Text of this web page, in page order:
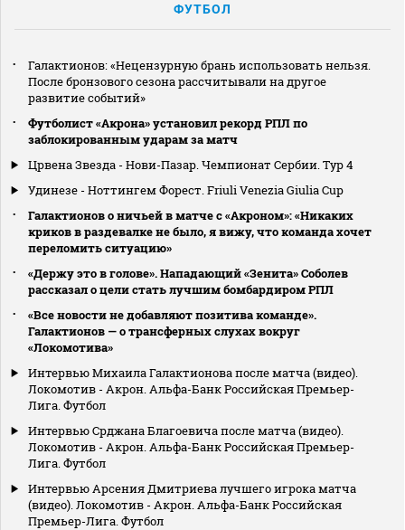
ФУТБОЛ
Галактионов: «Нецензурную брань использовать нельзя.
После бронзового сезона рассчитывали на другое
развитие событий»
Футболист «Акрона» установил рекорд РПЛ по
заблокированным ударам за матч
Црвена Звезда - Нови-Пазар. Чемпионат Сербии. Тур 4
Удинезе - Ноттингем Форест. Friuli Venezia Giulia Cup
Галактионов о ничьей в матче с «Акроном»: «Никаких
криков в раздевалке не было, я вижу, что команда хочет
переломить ситуацию»
«Держу это в голове». Нападающий «Зенита» Соболев
рассказал о цели стать лучшим бомбардиром РПЛ
«Все новости не добавляют позитива команде».
Галактионов — о трансферных слухах вокруг
«Локомотива»
Интервью Михаила Галактионова после матча (видео).
Локомотив - Акрон. Альфа-Банк Российская Премьер-
Лига. Футбол
Интервью Срджана Благоевича после матча (видео).
Локомотив - Акрон. Альфа-Банк Российская Премьер-
Лига. Футбол
Интервью Арсения Дмитриева лучшего игрока матча
(видео). Локомотив - Акрон. Альфа-Банк Российская
Премьер-Лига. Футбол